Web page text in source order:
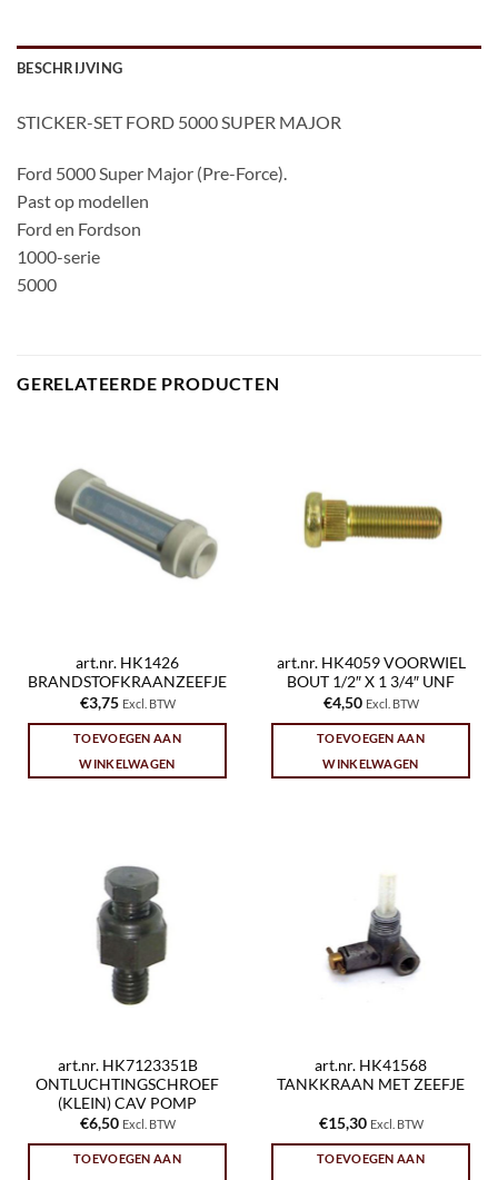
BESCHRIJVING
STICKER-SET FORD 5000 SUPER MAJOR
Ford 5000 Super Major (Pre-Force).
Past op modellen
Ford en Fordson
1000-serie
5000
GERELATEERDE PRODUCTEN
art.nr. HK1426
BRANDSTOFKRAANZEEFJE
€3,75 Excl. BTW
TOEVOEGEN AAN
WINKELWAGEN
art.nr. HK4059 VOORWIEL
BOUT 1/2″ X 1 3/4″ UNF
€4,50 Excl. BTW
TOEVOEGEN AAN
WINKELWAGEN
art.nr. HK7123351B
ONTLUCHTINGSCHROEF
(KLEIN) CAV POMP
€6,50 Excl. BTW
TOEVOEGEN AAN
art.nr. HK41568
TANKKRAAN MET ZEEFJE
€15,30 Excl. BTW
TOEVOEGEN AAN